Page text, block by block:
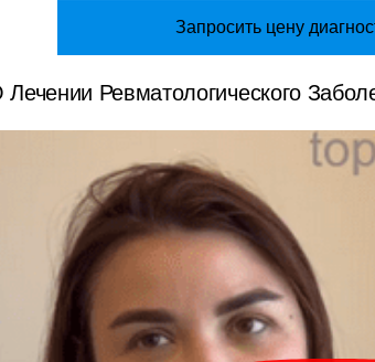
Запросить цену
Ревматологического